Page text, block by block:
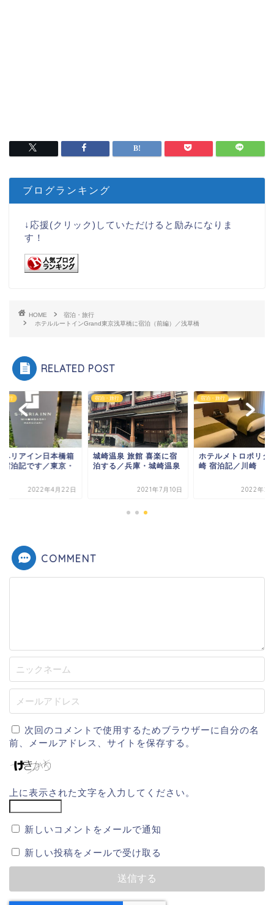
ブログランキング
↓応援(クリック)していただけると励みになりま
す！
HOME
宿泊・旅行
ホテルルートインGrand東京浅草橋に宿泊（前編）／浅草橋
RELATED POST
旅行
ペリアイン日本橋箱
宿泊記です／東京・
2022年4月22日
宿泊・旅行
城崎温泉 旅館 喜楽に宿
泊する／兵庫・城崎温泉
2021年7月10日
宿泊・旅行
ホテルメトロポリタ
崎 宿泊記／川崎
2022年2
COMMENT
次回のコメントで使用するためブラウザーに自分の名
前、メールアドレス、サイトを保存する。
上に表示された文字を入力してください。
新しいコメントをメールで通知
新しい投稿をメールで受け取る